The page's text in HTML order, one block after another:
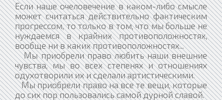
Если наше очеловечение в каком-либо смысле
может считаться действительно фактическим
прогрессом, то только в том, что мы больше не
нуждаемся в крайних противоположностях,
вообще ни в каких противоположностях...
Мы приобрели право любить наши внешние
чувства, мы во всех степенях и отношениях
одухотворили их и сделали артистическими.
Мы приобрели право на все те вещи, которые
до сих пор пользовались самой дурной славой.